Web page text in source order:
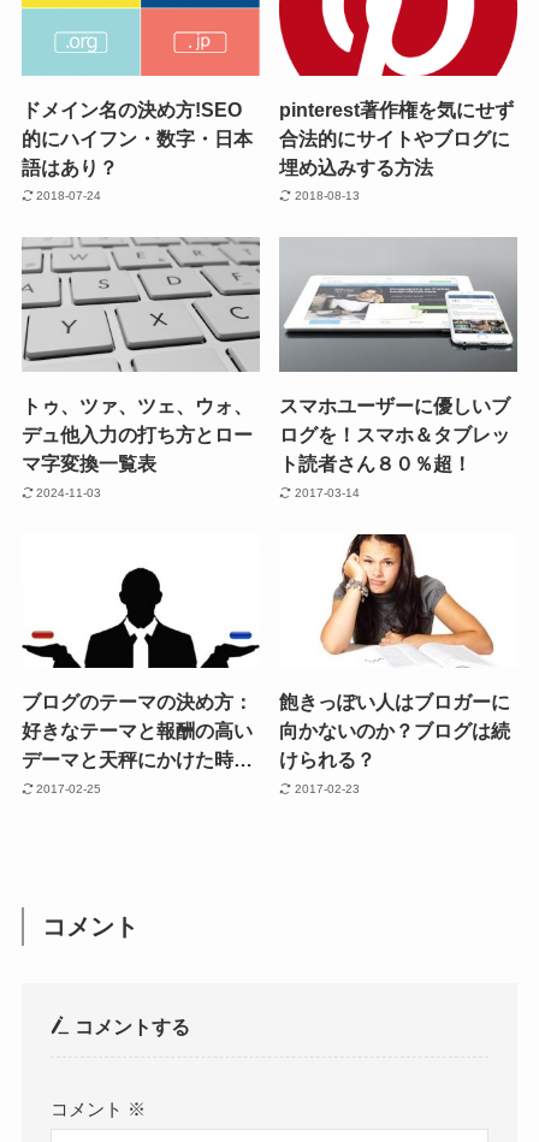
ドメイン名の決め方!SEO
的にハイフン・数字・日本
語はあり？
2018-07-24
pinterest著作権を気にせず
合法的にサイトやブログに
埋め込みする方法
2018-08-13
トゥ、ツァ、ツェ、ウォ、
デュ他入力の打ち方とロー
マ字変換一覧表
2024-11-03
スマホユーザーに優しいブ
ログを！スマホ＆タブレッ
ト読者さん８０％超！
2017-03-14
ブログのテーマの決め方：
好きなテーマと報酬の高い
デーマと天秤にかけた時…
2017-02-25
飽きっぽい人はブロガーに
向かないのか？ブログは続
けられる？
2017-02-23
コメント
コメントする
コメント ※